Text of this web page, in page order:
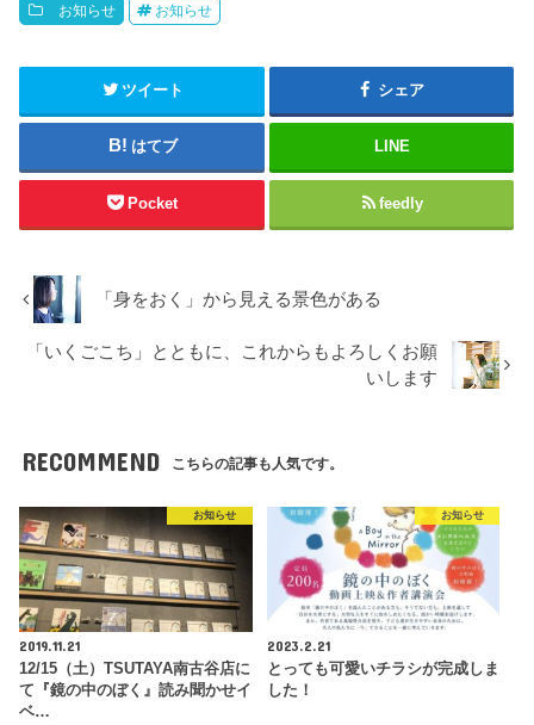
お知らせ お知らせ
ツイート シェア
はてブ LINE
Pocket feedly
「身をおく」から見える景色がある
「いくごこち」とともに、これからもよろしくお願
いします
RECOMMEND こちらの記事も人気です。
お知らせ
2019.11.21
12/15（土）TSUTAYA南古谷店に
て『鏡の中のぼく』読み聞かせイ
ベ…
お知らせ
2023.2.21
とっても可愛いチラシが完成しま
した！